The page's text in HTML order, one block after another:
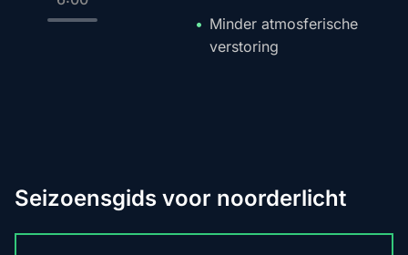
Minder atmosferische
verstoring
Seizoensgids voor noorderlicht